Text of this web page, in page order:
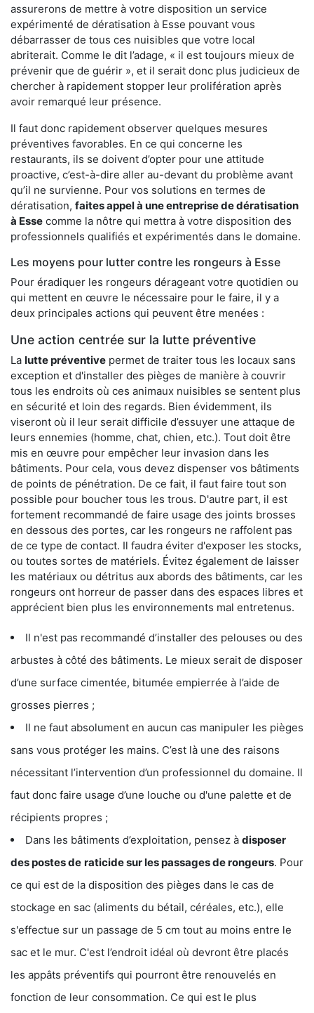
assurerons de mettre à votre disposition un service
expérimenté de dératisation à Esse pouvant vous
débarrasser de tous ces nuisibles que votre local
abriterait. Comme le dit l’adage, « il est toujours mieux de
prévenir que de guérir », et il serait donc plus judicieux de
chercher à rapidement stopper leur prolifération après
avoir remarqué leur présence.
Il faut donc rapidement observer quelques mesures
préventives favorables. En ce qui concerne les
restaurants, ils se doivent d’opter pour une attitude
proactive, c’est-à-dire aller au-devant du problème avant
qu’il ne survienne. Pour vos solutions en termes de
dératisation, faites appel à une entreprise de dératisation
à Esse comme la nôtre qui mettra à votre disposition des
professionnels qualifiés et expérimentés dans le domaine.
Les moyens pour lutter contre les rongeurs à Esse
Pour éradiquer les rongeurs dérageant votre quotidien ou
qui mettent en œuvre le nécessaire pour le faire, il y a
deux principales actions qui peuvent être menées :
Une action centrée sur la lutte préventive
La lutte préventive permet de traiter tous les locaux sans
exception et d'installer des pièges de manière à couvrir
tous les endroits où ces animaux nuisibles se sentent plus
en sécurité et loin des regards. Bien évidemment, ils
viseront où il leur serait difficile d’essuyer une attaque de
leurs ennemies (homme, chat, chien, etc.). Tout doit être
mis en œuvre pour empêcher leur invasion dans les
bâtiments. Pour cela, vous devez dispenser vos bâtiments
de points de pénétration. De ce fait, il faut faire tout son
possible pour boucher tous les trous. D'autre part, il est
fortement recommandé de faire usage des joints brosses
en dessous des portes, car les rongeurs ne raffolent pas
de ce type de contact. Il faudra éviter d'exposer les stocks,
ou toutes sortes de matériels. Évitez également de laisser
les matériaux ou détritus aux abords des bâtiments, car les
rongeurs ont horreur de passer dans des espaces libres et
apprécient bien plus les environnements mal entretenus.
Il n'est pas recommandé d’installer des pelouses ou des
arbustes à côté des bâtiments. Le mieux serait de disposer
d’une surface cimentée, bitumée empierrée à l’aide de
grosses pierres ;
Il ne faut absolument en aucun cas manipuler les pièges
sans vous protéger les mains. C’est là une des raisons
nécessitant l’intervention d’un professionnel du domaine. Il
faut donc faire usage d’une louche ou d'une palette et de
récipients propres ;
Dans les bâtiments d’exploitation, pensez à disposer
des postes de raticide sur les passages de rongeurs. Pour
ce qui est de la disposition des pièges dans le cas de
stockage en sac (aliments du bétail, céréales, etc.), elle
s'effectue sur un passage de 5 cm tout au moins entre le
sac et le mur. C'est l’endroit idéal où devront être placés
les appâts préventifs qui pourront être renouvelés en
fonction de leur consommation. Ce qui est le plus